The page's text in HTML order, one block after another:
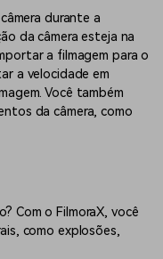
durante a
da câmera esteja na
a filmagem para o
a velocidade em
Você também
da câmera, como
Com o FilmoraX, você
como explosões,